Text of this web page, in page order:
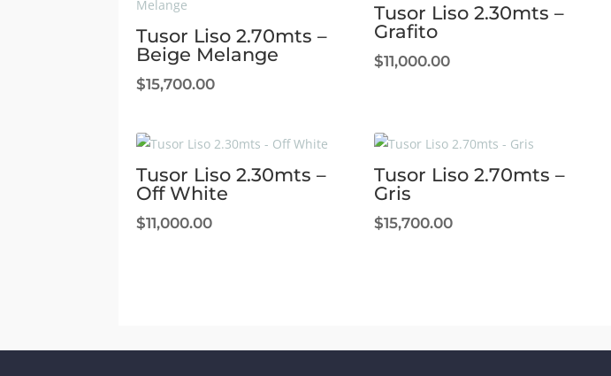
Tusor Liso 2.70mts –
Beige Melange
$15,700.00
Tusor Liso 2.30mts –
Grafito
$11,000.00
Tusor Liso 2.30mts –
Off White
$11,000.00
Tusor Liso 2.70mts –
Gris
$15,700.00